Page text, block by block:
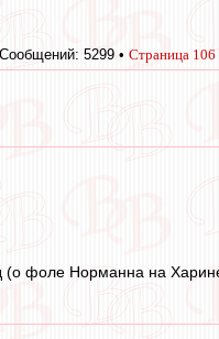
Сообщений: 5299 • Страница 106
фоле Норманна на